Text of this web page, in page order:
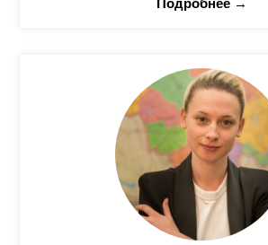
Подробнее →